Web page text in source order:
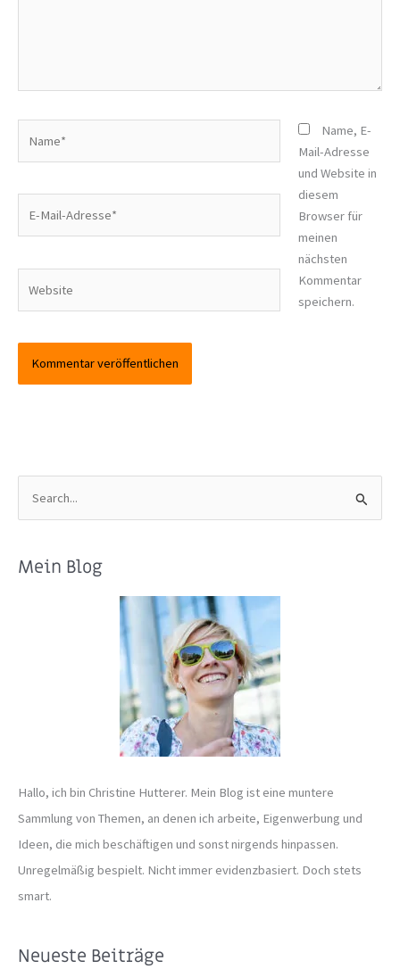
Mail-
Name, E-
Mail-Adresse
und Website in
diesem
Browser für
meinen
nächsten
Kommentar
speichern.
h
Mein Blog
Hallo, ich bin Christine Hutterer. Mein Blog ist eine muntere
Sammlung von Themen, an denen ich arbeite, Eigenwerbung und
Ideen, die mich beschäftigen und sonst nirgends hinpassen.
Unregelmäßig bespielt. Nicht immer evidenzbasiert. Doch stets
smart.
Neueste Beiträge